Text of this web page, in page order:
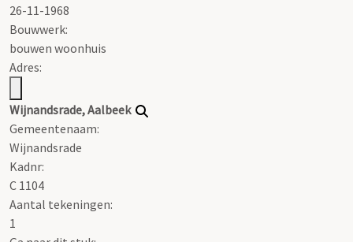
26-11-1968
Bouwwerk:
bouwen woonhuis
Adres:
Wijnandsrade, Aalbeek
Gemeentenaam:
Wijnandsrade
Kadnr:
C 1104
Aantal tekeningen:
1